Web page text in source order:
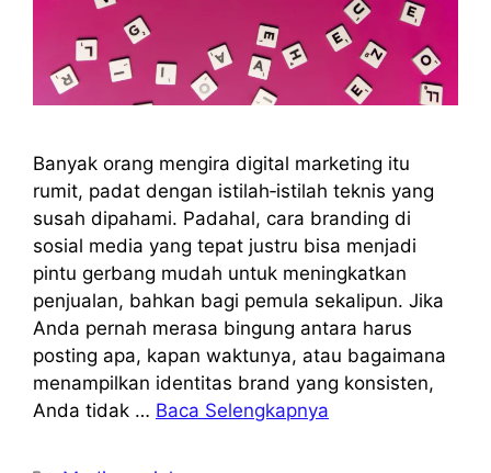
Banyak orang mengira digital marketing itu
rumit, padat dengan istilah‑istilah teknis yang
susah dipahami. Padahal, cara branding di
sosial media yang tepat justru bisa menjadi
pintu gerbang mudah untuk meningkatkan
penjualan, bahkan bagi pemula sekalipun. Jika
Anda pernah merasa bingung antara harus
posting apa, kapan waktunya, atau bagaimana
menampilkan identitas brand yang konsisten,
Anda tidak … Baca Selengkapnya